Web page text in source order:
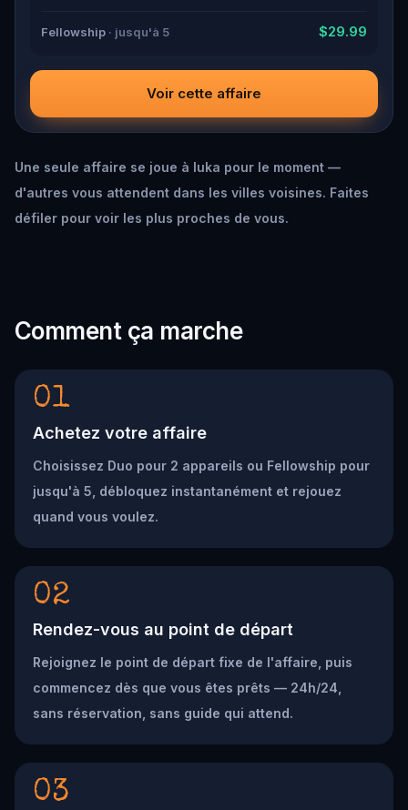
Fellowship · jusqu'à 5 $29.99
Voir cette affaire
Une seule affaire se joue à Iuka pour le moment —
d'autres vous attendent dans les villes voisines. Faites
défiler pour voir les plus proches de vous.
Comment ça marche
01
Achetez votre affaire
Choisissez Duo pour 2 appareils ou Fellowship pour
jusqu'à 5, débloquez instantanément et rejouez
quand vous voulez.
02
Rendez-vous au point de départ
Rejoignez le point de départ fixe de l'affaire, puis
commencez dès que vous êtes prêts — 24h/24,
sans réservation, sans guide qui attend.
03